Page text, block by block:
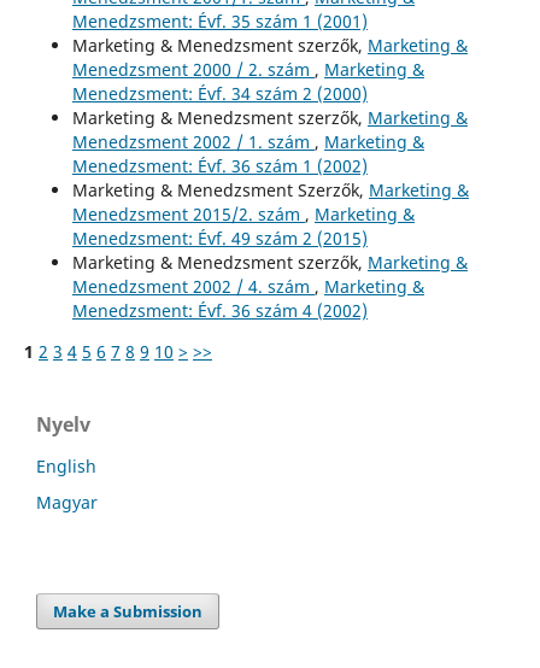
Menedzsment: Évf. 35 szám 1 (2001)
Marketing & Menedzsment szerzők, Marketing &
Menedzsment 2000 / 2. szám , Marketing &
Menedzsment: Évf. 34 szám 2 (2000)
Marketing & Menedzsment szerzők, Marketing &
Menedzsment 2002 / 1. szám , Marketing &
Menedzsment: Évf. 36 szám 1 (2002)
Marketing & Menedzsment Szerzők, Marketing &
Menedzsment 2015/2. szám , Marketing &
Menedzsment: Évf. 49 szám 2 (2015)
Marketing & Menedzsment szerzők, Marketing &
Menedzsment 2002 / 4. szám , Marketing &
Menedzsment: Évf. 36 szám 4 (2002)
1 2 3 4 5 6 7 8 9 10 > >>
Nyelv
English
Magyar
Make a Submission